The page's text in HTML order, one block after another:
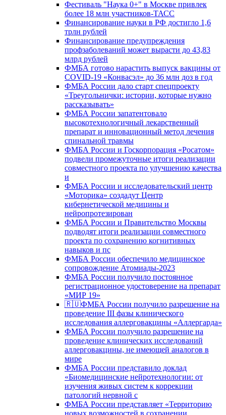
Фестиваль "Наука 0+" в Москве привлек
более 18 млн участников-ТАСС
Финансирование науки в РФ достигло 1,6
трлн рублей
Финансирование предупреждения
профзаболеваний может вырасти до 43,83
млрд рублей
ФМБА готово нарастить выпуск вакцины от
COVID-19 «Конвасэл» до 36 млн доз в год
ФМБА России дало старт спецпроекту
«Треугольнички: истории, которые нужно
рассказывать»
ФМБА России запатентовало
высокотехнологичный лекарственный
препарат и инновационный метод лечения
спинальной травмы
ФМБА России и Госкорпорация «Росатом»
подвели промежуточные итоги реализации
совместного проекта по улучшению качества
и
ФМБА России и исследовательский центр
«Моторика» создадут Центр
кибернетической медицины и
нейропротезирован
ФМБА России и Правительство Москвы
подводят итоги реализации совместного
проекта по сохранению когнитивных
навыков и пс
ФМБА России обеспечило медицинское
сопровождение Атомиады-2023
ФМБА России получило постоянное
регистрационное удостоверение на препарат
«МИР 19»
🇷🇺ФМБА России получило разрешение на
проведение III фазы клинического
исследования аллерговакцины «Аллергарда»
ФМБА России получило разрешение на
проведение клинических исследований
аллерговакцины, не имеющей аналогов в
мире
ФМБА России представило доклад
«Биомедицинские нейротехнологии: от
изучения живых систем к коррекции
патологий нервной с
ФМБА России представляет «Территорию
новых возможностей в сохранении